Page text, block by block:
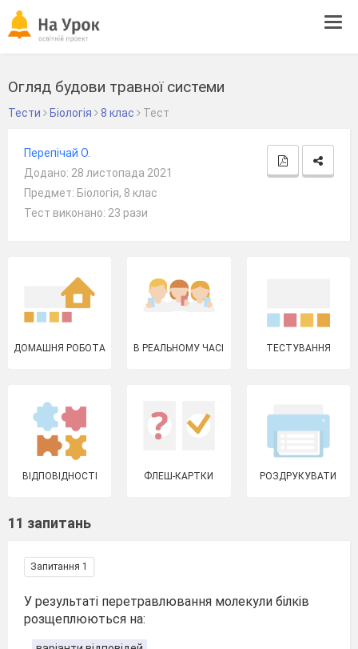
Огляд будови травної системи
Тести Біологія 8 клас Тест
Перепічай О.
Додано: 28 листопада 2021
Предмет: Біологія, 8 клас
Тест виконано: 23 рази
ДОМАШНЯ РОБОТА В РЕАЛЬНОМУ ЧАСІ ТЕСТУВАННЯ
ВІДПОВІДНОСТІ ФЛЕШ-КАРТКИ РОЗДРУКУВАТИ
11 запитань
Запитання 1
У результаті перетравлювання молекули білків
розщеплюються на: